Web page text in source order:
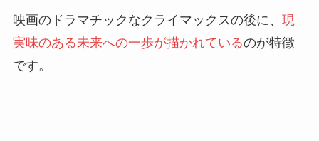
映画のドラマチックなクライマックスの後に、 現
実味のある未来への一歩が描かれているのが特徴
です。